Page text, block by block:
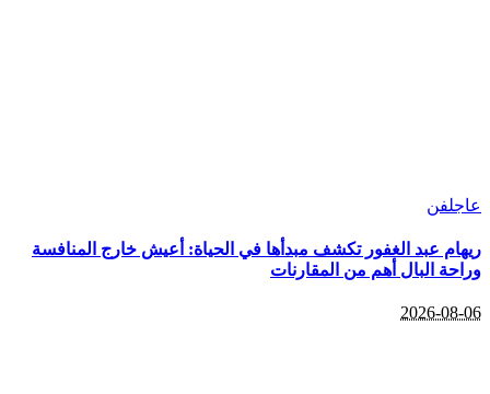
عاجلفن
ريهام عبد الغفور تكشف مبدأها في الحياة: أعيش خارج المنافسة
وراحة البال أهم من المقارنات
2026-08-06